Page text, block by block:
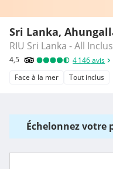
Sri Lanka,
RIU Sri Lanka - All
4,5 4 146avis
Face à la mer
Tout inclus
Échelonnez votre